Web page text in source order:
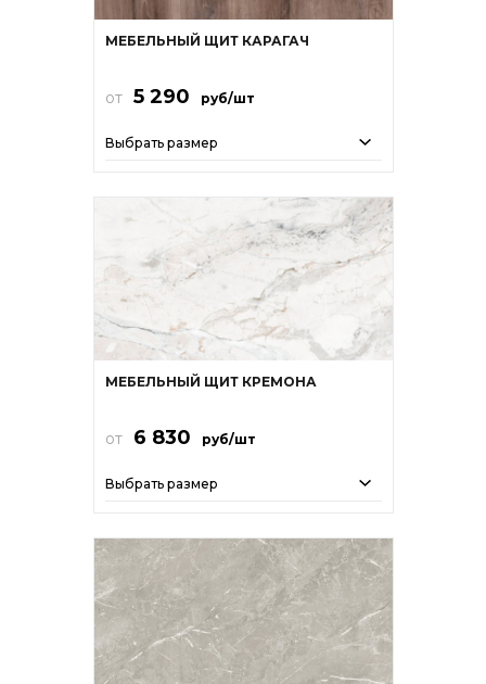
МЕБЕЛЬНЫЙ ЩИТ КАРАГАЧ
от 5 290 руб/шт
Выбрать размер
МЕБЕЛЬНЫЙ ЩИТ КРЕМОНА
от 6 830 руб/шт
Выбрать размер